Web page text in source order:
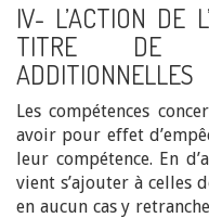
IV- L’ACTION DE
TITRE DE
ADDITIONNELLES
Les compétences
avoir pour effet
leur compétence. En
vient s’ajouter à celles
en aucun cas y